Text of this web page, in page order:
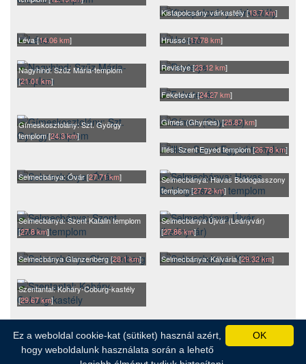
Kistapolcsány várkastély [13.7 km]
Léva [14.06 km] Hrussó [17.78 km]
Nagyhind: Szűz Mária-templom
[21.01 km]
Revistye [23.12 km]
Feketevár [24.27 km]
Gímeskosztolány: Szt. György
templom [24.3 km]
Gímes (Ghymes) [25.87 km]
Illés: Szent Egyed templom [26.78 km]
Selmecbánya: Óvár [27.71 km]
Selmecbánya: Havas Boldogasszony
templom [27.72 km]
Selmecbánya: Szent Katalin templom
[27.8 km]
Selmecbánya Újvár (Leányvár)
[27.86 km]
Selmecbánya Glanzenberg [28.1 km] Selmecbánya: Kálvária [29.32 km]
Szentantal: Koháry-Coburg-kastély
[29.67 km]
© 2004-2026.WebImage webstúdió. Minden jog fenntartva.
OK
Ez a weboldal cookie-kat (sütiket) használ azért,
hogy weboldalunk használata során a lehető